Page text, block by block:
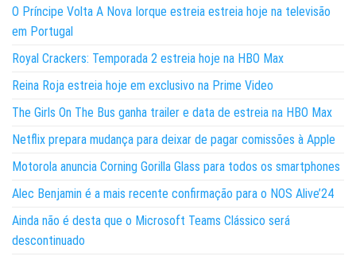
O Príncipe Volta A Nova Iorque estreia estreia hoje na televisão
em Portugal
Royal Crackers: Temporada 2 estreia hoje na HBO Max
Reina Roja estreia hoje em exclusivo na Prime Video
The Girls On The Bus ganha trailer e data de estreia na HBO Max
Netflix prepara mudança para deixar de pagar comissões à Apple
Motorola anuncia Corning Gorilla Glass para todos os smartphones
Alec Benjamin é a mais recente confirmação para o NOS Alive’24
Ainda não é desta que o Microsoft Teams Clássico será
descontinuado